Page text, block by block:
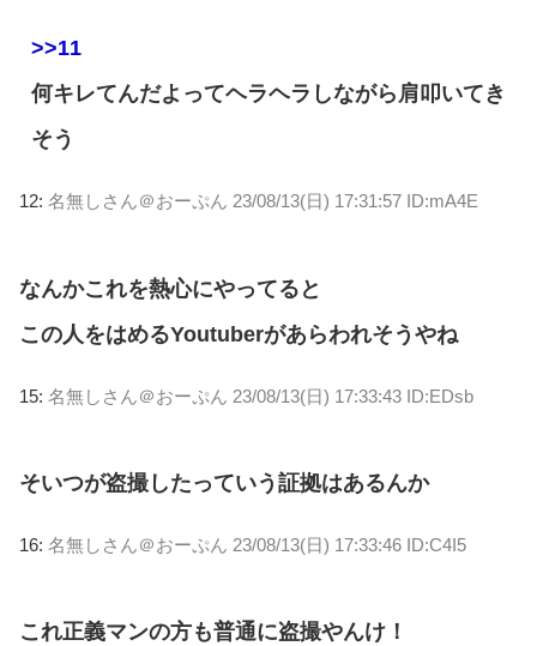
>>11
何キレてんだよってヘラヘラしながら肩叩いてき
そう
12: 名無しさん＠おーぷん 23/08/13(日) 17:31:57 ID:mA4E
なんかこれを熱心にやってると
この人をはめるYoutuberがあらわれそうやね
15: 名無しさん＠おーぷん 23/08/13(日) 17:33:43 ID:EDsb
そいつが盗撮したっていう証拠はあるんか
16: 名無しさん＠おーぷん 23/08/13(日) 17:33:46 ID:C4I5
これ正義マンの方も普通に盗撮やんけ！